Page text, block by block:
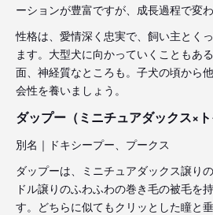
ーションが豊富ですが、成長過程で変
性格は、愛情深く忠実で、飼い主とく
ます。大型犬に向かっていくこともあ
面、神経質なところも。子犬の頃から
会性を養いましょう。
ダップー（ミニチュアダックス×ト
別名｜ドキシープー、プークス
ダップーは、ミニチュアダックス譲り
ドル譲りのふわふわの巻き毛の被毛を
す。どちらに似てもクリッとした瞳と